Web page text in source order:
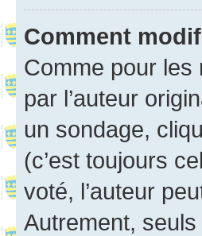
Comment
Comme pour les
par l’auteur
un sondage,
(c’est toujours
voté, l’auteur
Autrement,